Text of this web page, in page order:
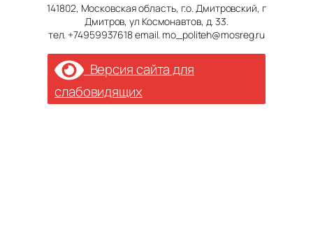
141802, Московская область, г.о. Дмитровский, г
Дмитров, ул Космонавтов, д. 33.
тел. +74959937618 email. mo_politeh@mosreg.ru
Версия сайта для
слабовидящих